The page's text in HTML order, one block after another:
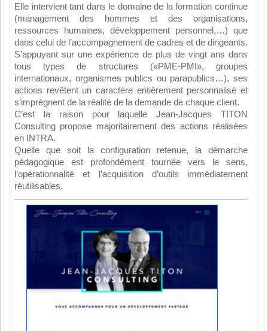
Elle intervient tant dans le domaine de la formation continue
(management des hommes et des organisations,
ressources humaines, développement personnel,…) que
dans celui de l’accompagnement de cadres et de dirigeants.
S’appuyant sur une expérience de plus de vingt ans dans
tous types de structures («PME-PMI», groupes
internationaux, organismes publics ou parapublics…), ses
actions revêtent un caractère entièrement personnalisé et
s’imprègnent de la réalité de la demande de chaque client.
C’est la raison pour laquelle Jean-Jacques TITON
Consulting propose majoritairement des actions réalisées
en INTRA.
Quelle que soit la configuration retenue, la démarche
pédagogique est profondément tournée vers le sens,
l’opérationnalité et l’acquisition d’outils immédiatement
réutilisables.